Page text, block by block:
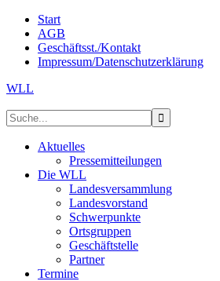
Start
AGB
Geschäftsst./Kontakt
Impressum/Datenschutzerklärung
WLL
Aktuelles
Pressemitteilungen
Die WLL
Landesversammlung
Landesvorstand
Schwerpunkte
Ortsgruppen
Geschäftstelle
Partner
Termine